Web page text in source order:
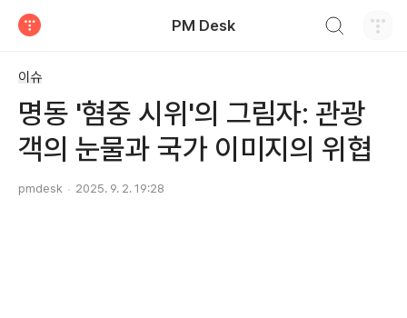
PM Desk
이슈
명동 '혐중 시위'의 그림자: 관광
객의 눈물과 국가 이미지의 위협
pmdesk 2025. 9. 2. 19:28